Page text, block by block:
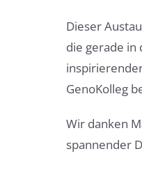
Dieser
die gerade in
GenoKolleg
Wir danken
spannender